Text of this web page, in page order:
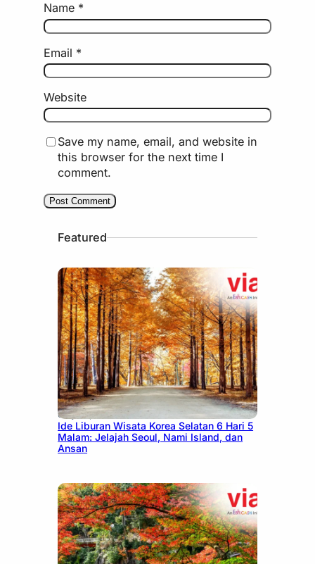
Name *
Email *
Website
Save my name, email, and website in
this browser for the next time I
comment.
Featured
July 15, 2026
Ide Liburan Wisata Korea Selatan 6 Hari 5
Malam: Jelajah Seoul, Nami Island, dan
Ansan